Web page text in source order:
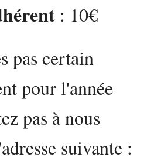
: 10€
pas certain
pour l'année
pas à nous
suivante :